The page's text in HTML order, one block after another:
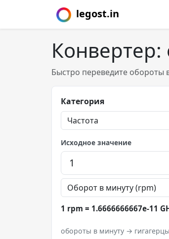
legost.in
Конвертер:
Быстро переведите обороты
Категория
Исходное значение
1 rpm = 1.6666666667e-11
обороты в минуту → гигагерцы